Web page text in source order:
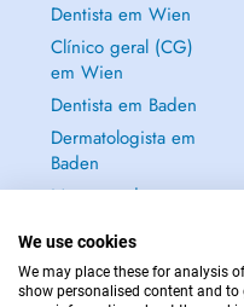
Dentista em Wien
Clínico geral (CG)
em Wien
Dentista em Baden
Dermatologista em
Baden
Mostrar tudo →
We use cookies
We may place these for analysis
show personalised content and to